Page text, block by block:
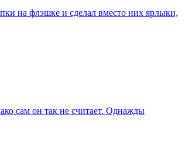
на флэшке и сделал вместо них ярлыки,
сам он так не считает. Однажды